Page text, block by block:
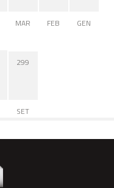
MAR FEB GEN
299
SET